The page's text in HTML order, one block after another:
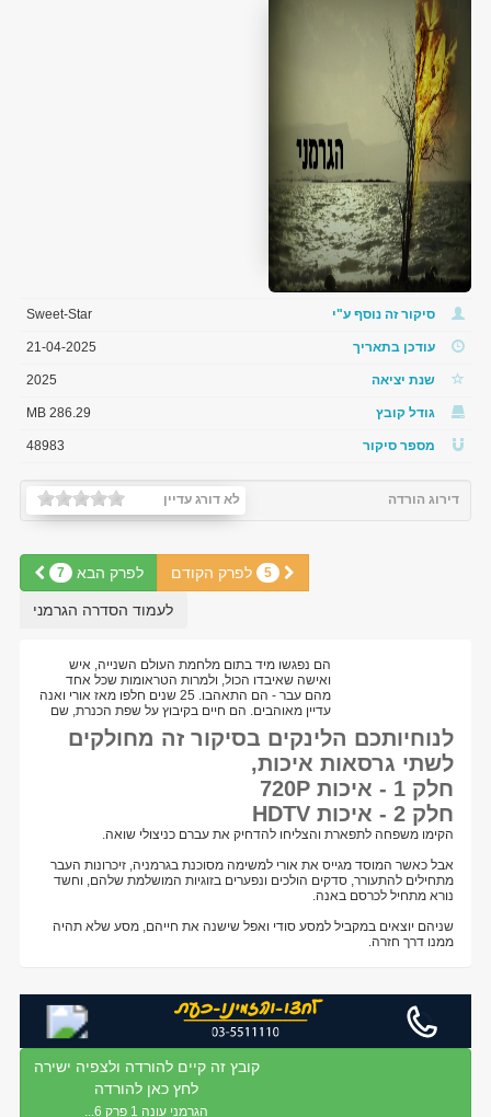
סיקור זה נוסף ע"י Sweet-Star
עודכן בתאריך 21-04-2025
שנת יציאה 2025
גודל קובץ 286.29 MB
מספר סיקור 48983
לא דורג עדיין דירוג הורדה
לפרק הבא 7 5 לפרק הקודם
לעמוד הסדרה הגרמני
לנוחיותכם הלינקים בסיקור זה מחולקים
לשתי גרסאות איכות,
חלק 1 - איכות 720P
חלק 2 - איכות HDTV
הם נפגשו מיד בתום מלחמת העולם השנייה, איש
ואישה שאיבדו הכול, ולמרות הטראומות שכל אחד
מהם עבר - הם התאהבו. 25 שנים חלפו מאז אורי ואנה
עדיין מאוהבים. הם חיים בקיבוץ על שפת הכנרת, שם
הקימו משפחה לתפארת והצליחו להדחיק את עברם כניצולי שואה.
אבל כאשר המוסד מגייס את אורי למשימה מסוכנת בגרמניה, זיכרונות העבר
מתחילים להתעורר, סדקים הולכים ונפערים בזוגיות המושלמת שלהם, וחשד
נורא מתחיל לכרסם באנה.
שניהם יוצאים במקביל למסע סודי ואפל שישנה את חייהם, מסע שלא תהיה
ממנו דרך חזרה.
קובץ זה קיים להורדה ולצפיה ישירה
לחץ כאן להורדה
הגרמני עונה 1 פרק 6...